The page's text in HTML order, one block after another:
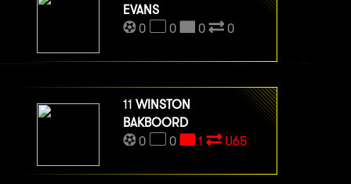
EVANS
0
0 0 0
11 WINSTON
BAKBOORD
0
0 1 U65